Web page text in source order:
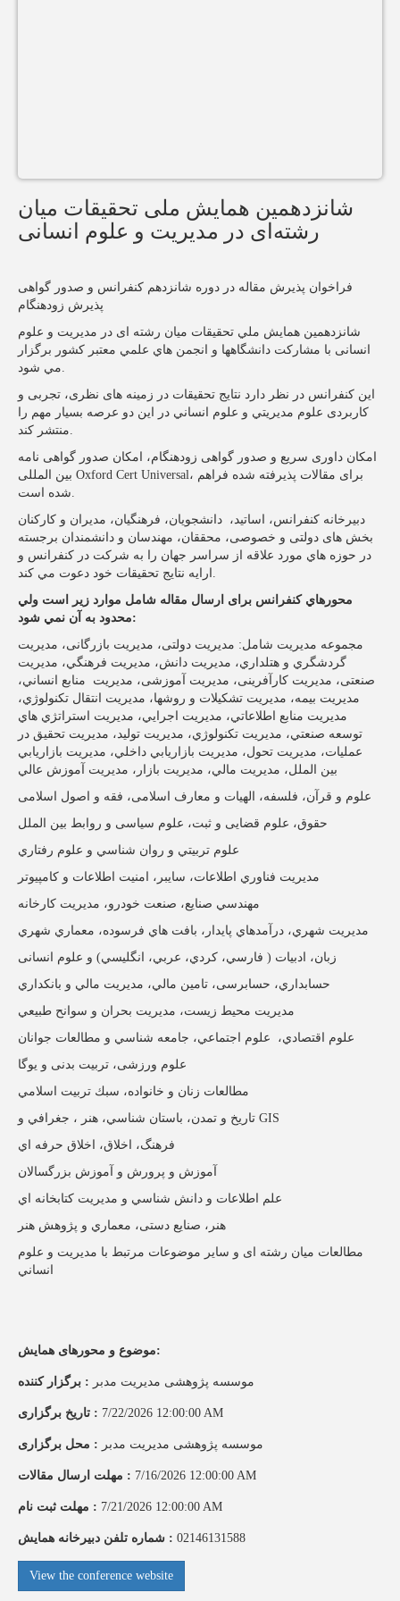
شانزدهمین همایش ملی تحقیقات میان
رشته‌ای در مدیریت و علوم انسانی
فراخوان پذیرش مقاله در دوره شانزدهم کنفرانس و صدور گواهی
پذیرش زودهنگام
شانزدهمین همايش ملي تحقیقات میان رشته ای در مديريت و علوم
انسانی با مشاركت دانشگاهها و انجمن هاي علمي معتبر كشور برگزار
مي شود.
این کنفرانس در نظر دارد نتایج تحقیقات در زمینه های نظری، تجربی و
کاربردی علوم مديريتي و علوم انساني در اين دو عرصه بسيار مهم را
منتشر كند.
امکان داوری سریع و صدور گواهی زودهنگام، امکان صدور گواهی نامه
بین المللی Oxford Cert Universal، برای مقالات پذیرفته شده فراهم
شده است.
دبيرخانه کنفرانس، اساتيد، دانشجويان، فرهنگیان، مدیران و کارکنان
بخش های دولتی و خصوصی، محققان، مهندسان و دانشمندان برجسته
در حوزه هاي مورد علاقه از سراسر جهان را به شركت در كنفرانس و
ارايه نتايج تحقيقات خود دعوت مي كند.
محورهاي كنفرانس برای ارسال مقاله شامل موارد زیر است ولي
محدود به آن نمي شود:
مجموعه مديريت شامل: مدیریت دولتی، مديريت بازرگانی، مديريت
گردشگري و هتلداري، مديريت دانش، مديريت فرهنگي، مديريت
صنعتی، مديريت کارآفرینی، مديريت آموزشی، مديريت منابع انساني،
مديريت بیمه، مديريت تشكيلات و روشها، مديريت انتقال تكنولوژي،
مديريت منابع اطلاعاتي، مديريت اجرايي، مديريت استراتژي هاي
توسعه صنعتي، مديريت تكنولوژي، مديريت توليد، مديريت تحقيق در
عمليات، مديريت تحول، مديريت بازاريابي داخلي، مديريت بازاريابي
علوم و قرآن، فلسفه، الهيات و معارف اسلامی، فقه و اصول اسلامی
حقوق، علوم قضایی و ثبت، علوم سیاسی و روابط بين الملل
علوم تربيتي و روان شناسي و علوم رفتاري
مديريت فناوري اطلاعات، سايبر، امنيت اطلاعات و کامپیوتر
مهندسي صنايع، صنعت خودرو، مديريت كارخانه
مديريت شهري، درآمدهاي پايدار، بافت هاي فرسوده، معماري شهري
زبان، ادبیات ( فارسي، كردي، عربي، انگليسي) و علوم انسانی
حسابداري، حسابرسی، تامين مالي، مديريت مالي و بانكداري
مديريت محيط زيست، مديريت بحران و سوانح طبيعي
علوم اقتصادي، علوم اجتماعي، جامعه شناسي و مطالعات جوانان
علوم ورزشی، تربیت بدنی و يوگا
مطالعات زنان و خانواده، سبك تربيت اسلامي
تاريخ و تمدن، باستان شناسي، هنر ، جغرافي و GIS
فرهنگ، اخلاق، اخلاق حرفه اي
آموزش و پرورش و آموزش بزرگسالان
علم اطلاعات و دانش شناسي و مديريت كتابخانه اي
هنر، صنایع دستی، معماري و پژوهش هنر
مطالعات میان رشته ای و ساير موضوعات مرتبط با مدیریت و علوم
انساني
موضوع و محورهای همایش:
برگزار کننده : موسسه پژوهشی مدیریت مدبر
تاریخ برگزاری : 7/22/2026 12:00:00 AM
محل برگزاری : موسسه پژوهشی مدیریت مدبر
مهلت ارسال مقالات : 7/16/2026 12:00:00 AM
مهلت ثبت نام : 7/21/2026 12:00:00 AM
شماره تلفن دبیرخانه همایش : 02146131588
View the conference website